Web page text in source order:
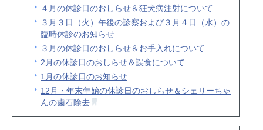
４月の休診日のおしらせ＆狂犬病注射について
３月３日（火）午後の診察および３月４日（水）の
臨時休診のお知らせ
３月の休診日のおしらせ＆お手入れについて
2月の休診日のおしらせ＆誤食について
1月の休診日のお知らせ
12月・年末年始の休診日のおしらせ＆シェリーちゃ
んの歯石除去